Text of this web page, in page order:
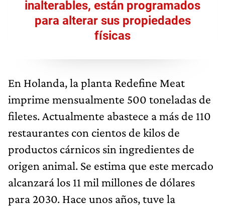
inalterables, están programados
para alterar sus propiedades
físicas
En Holanda, la planta Redefine Meat
imprime mensualmente 500 toneladas de
filetes. Actualmente abastece a más de 110
restaurantes con cientos de kilos de
productos cárnicos sin ingredientes de
origen animal. Se estima que este mercado
alcanzará los 11 mil millones de dólares
para 2030. Hace unos años, tuve la